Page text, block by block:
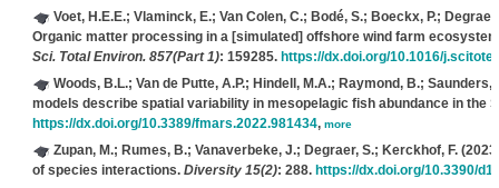
Voet, H.E.E.; Vlaminck, E.; Van Colen, C.; Bodé, S.; Boeckx, P.;
Organic matter processing in a [simulated] offshore wind farm
Sci. Total Environ. 857(Part 1): 159285. https://dx.doi.org/10.1016/
Woods, B.L.; Van de Putte, A.P.; Hindell, M.A.; Raymond, B.;
models describe spatial variability in mesopelagic fish abundance in the
https://dx.doi.org/10.3389/fmars.2022.981434, more
Zupan, M.; Rumes, B.; Vanaverbeke, J.; Degraer, S.; Kerckhof, F.
of species interactions. Diversity 15(2): 288. https://dx.doi.org/10.3390/